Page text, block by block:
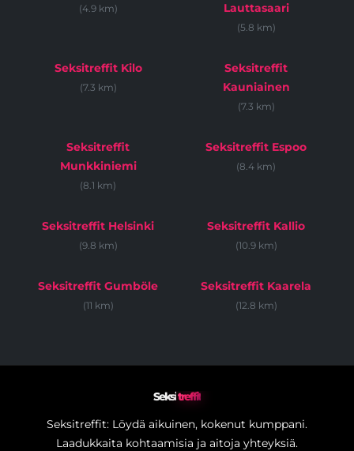
(4.9 km)
Lauttasaari
(5.8 km)
Seksitreffit Kilo
(7.3 km)
Seksitreffit
Kauniainen
(7.3 km)
Seksitreffit
Munkkiniemi
(8.1 km)
Seksitreffit Espoo
(8.4 km)
Seksitreffit Helsinki
(9.8 km)
Seksitreffit Kallio
(10.9 km)
Seksitreffit Gumböle
(11 km)
Seksitreffit Kaarela
(12.8 km)
Seksitreffit
Seksitreffit: Löydä aikuinen, kokenut kumppani.
Laadukkaita kohtaamisia ja aitoja yhteyksiä.